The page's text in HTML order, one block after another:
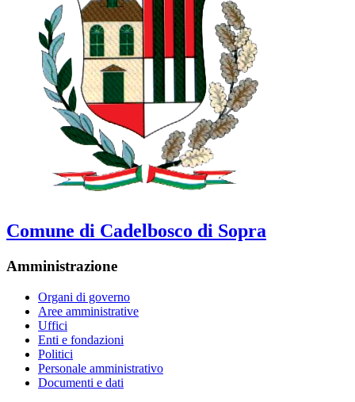
Comune di Cadelbosco di Sopra
Amministrazione
Organi di governo
Aree amministrative
Uffici
Enti e fondazioni
Politici
Personale amministrativo
Documenti e dati